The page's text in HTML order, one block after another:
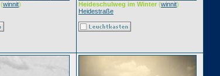
(winnit)
Heideschulweg im Winter (winnit)
Heidestraße